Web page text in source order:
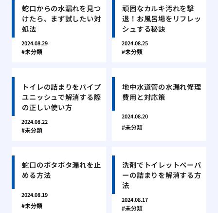
蛇口からの水漏れを見つ
けたら、まず試したい対
処法
2024.08.29
未分類
頑固なカルキ汚れを撃
退！お風呂場をリフレッ
シュする秘訣
2024.08.25
未分類
トイレの詰まりをパイプ
ユニッシュで解消する際
の正しい使い方
2024.08.22
未分類
地中水道管の水漏れ修理
費用と対応策
2024.08.20
未分類
蛇口のポタポタ漏れを止
める方法
2024.08.19
未分類
洗剤でトイレットペーパ
ーの詰まりを解消する方
法
2024.08.17
未分類